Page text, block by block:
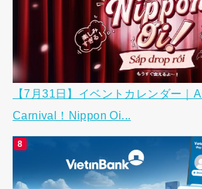
【7月31日】イベントカレンダー｜
Carnival！Nippon Oi...